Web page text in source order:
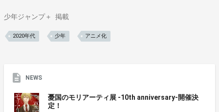
少年ジャンプ＋ 掲載
2020年代 少年 アニメ化
NEWS
憂国のモリアーティ展 -10th anniversary-開催決
定！